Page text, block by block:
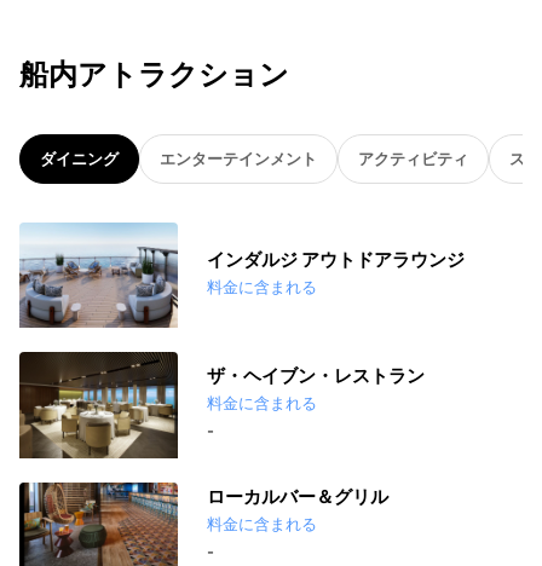
船内アトラクション
ダイニング エンターテインメント アクティビティ ス
インダルジ アウトドアラウンジ
料金に含まれる
ザ・ヘイブン・レストラン
料金に含まれる
-
ローカルバー＆グリル
料金に含まれる
-